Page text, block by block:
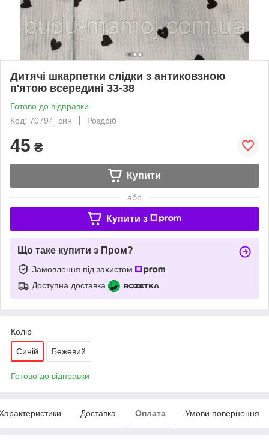
Дитячі шкарпетки слідки з антиковзною
п'ятою всередині 33-38
Готово до відправки
Код: 70794_син
Роздріб
45 ₴
Купити
або
Купити з
Що таке купити з Пром?
Замовлення під захистом
Доступна доставка
Колір
Синій Бежевий
Готово до відправки
Доставка Оплата Умови повернення